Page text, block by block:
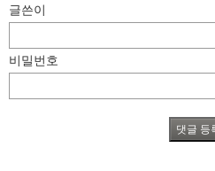
글쓴이
비밀번호